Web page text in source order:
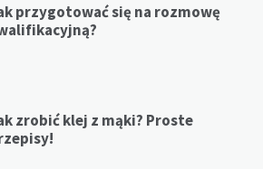
przygotować się na rozmowę
zrobić klej z mąki? Proste